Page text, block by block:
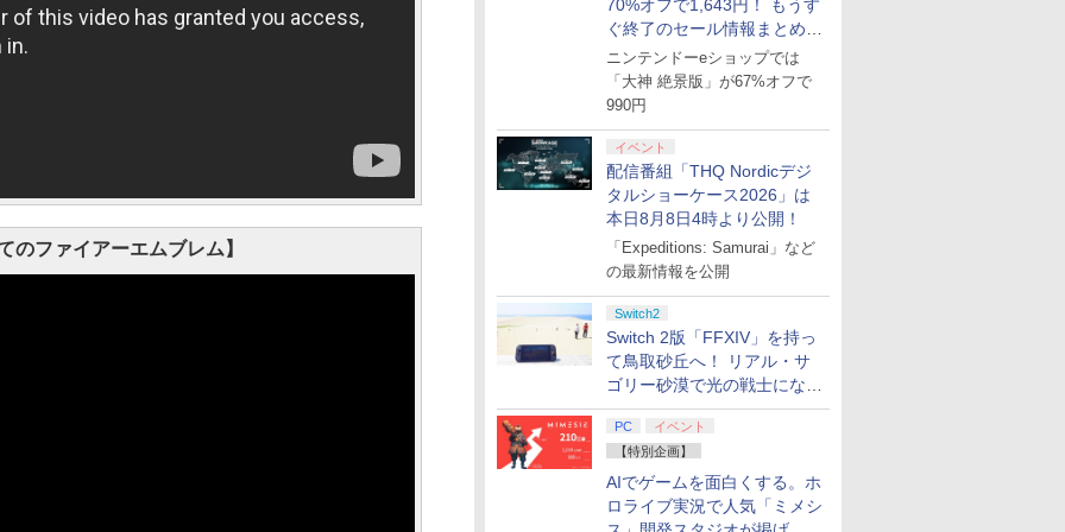
70%オフで1,643円！ もうす
ぐ終了のセール情報まとめ
【8月8日更新】
ニンテンドーeショップでは
「大神 絶景版」が67%オフで
990円
イベント
配信番組「THQ Nordicデジ
タルショーケース2026」は
本日8月8日4時より公開！
「Expeditions: Samurai」など
の最新情報を公開
Switch2
Switch 2版「FFXIV」を持っ
て鳥取砂丘へ！ リアル・サ
ゴリー砂漠で光の戦士になっ
てみた
PC
イベント
【特別企画】
AIでゲームを面白くする。ホ
ロライブ実況で人気「ミメシ
のファイアーエムブレム】